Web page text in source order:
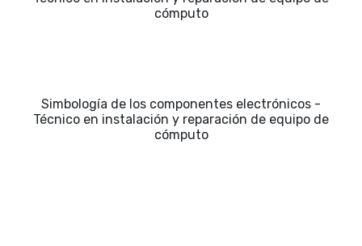
Simbología de los componentes electrónicos -
Técnico en instalación y reparación de equipo de
cómputo